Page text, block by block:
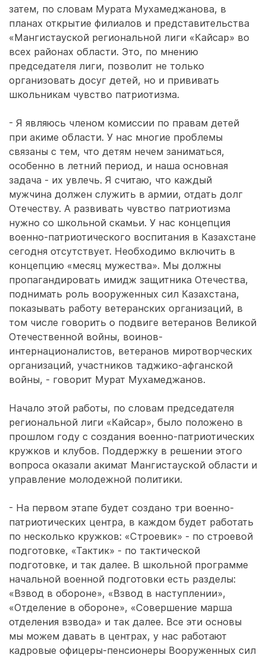
затем, по словам Мурата Мухамеджанова, в
планах открытие филиалов и представительства
«Мангистауской региональной лиги «Кайсар» во
всех районах области. Это, по мнению
председателя лиги, позволит не только
организовать досуг детей, но и прививать
школьникам чувство патриотизма.
- Я являюсь членом комиссии по правам детей
при акиме области. У нас многие проблемы
связаны с тем, что детям нечем заниматься,
особенно в летний период, и наша основная
задача - их увлечь. Я считаю, что каждый
мужчина должен служить в армии, отдать долг
Отечеству. А развивать чувство патриотизма
нужно со школьной скамьи. У нас концепция
военно-патриотического воспитания в Казахстане
сегодня отсутствует. Необходимо включить в
концепцию «месяц мужества». Мы должны
пропагандировать имидж защитника Отечества,
поднимать роль вооруженных сил Казахстана,
показывать работу ветеранских организаций, в
том числе говорить о подвиге ветеранов Великой
Отечественной войны, воинов-
интернационалистов, ветеранов миротворческих
организаций, участников таджико-афганской
войны, - говорит Мурат Мухамеджанов.
Начало этой работы, по словам председателя
региональной лиги «Кайсар», было положено в
прошлом году с создания военно-патриотических
кружков и клубов. Поддержку в решении этого
вопроса оказали акимат Мангистауской области и
управление молодежной политики.
- На первом этапе будет создано три военно-
патриотических центра, в каждом будет работать
по несколько кружков: «Строевик» - по строевой
подготовке, «Тактик» - по тактической
подготовке, и так далее. В школьной программе
начальной военной подготовки есть разделы:
«Взвод в обороне», «Взвод в наступлении»,
«Отделение в обороне», «Совершение марша
отделения взвода» и так далее. Все эти основы
мы можем давать в центрах, у нас работают
кадровые офицеры-пенсионеры Вооруженных сил